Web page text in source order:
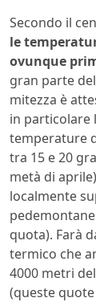
Secondo il
le
ovunque
gran parte
mitezza è
in particolare
temperature
tra 15 e 20
metà di
localmente
quota). Farà
termico che
4000 metri
(queste quote